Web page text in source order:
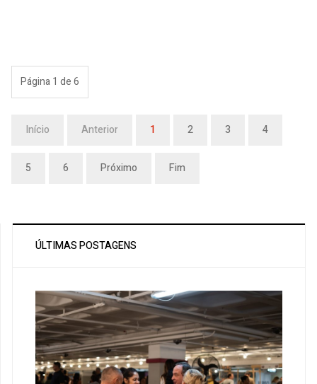
Página 1 de 6
Início Anterior 1 2 3 4
5 6 Próximo Fim
ÚLTIMAS POSTAGENS